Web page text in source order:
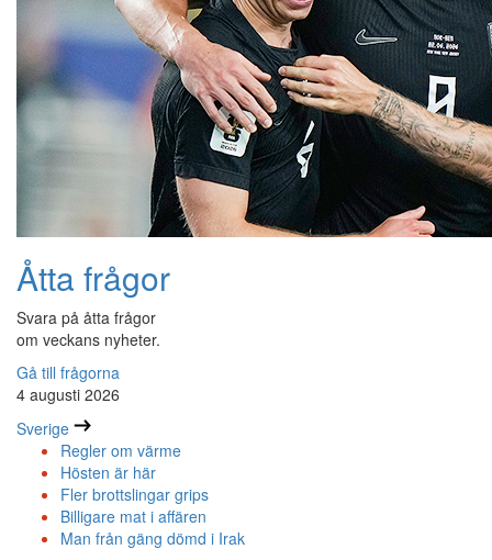
Åtta frågor
Svara på åtta frågor
om veckans nyheter.
Gå till frågorna
4 augusti 2026
Sverige
Regler om värme
Hösten är här
Fler brottslingar grips
Billigare mat i affären
Man från gäng dömd i Irak